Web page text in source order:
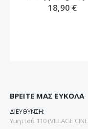
φλόγας τζακιού
18,90 €
ΒΡΕΙΤΕ ΜΑΣ ΕΥΚΟΛΑ
ΔΙΕΥΘΥΝΣΗ:
Υμηττού 110 (VILLAGE